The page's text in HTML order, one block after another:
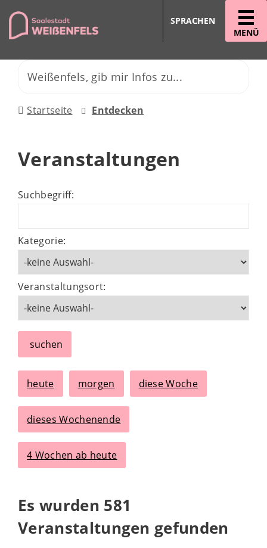
MENÜ
SPRACHEN
Startseite Entdecken
Veranstaltungen
Suchbegriff:
Kategorie:
Veranstaltungsort:
suchen
heute morgen diese Woche
dieses Wochenende
4 Wochen ab heute
Es wurden 581
Veranstaltungen gefunden